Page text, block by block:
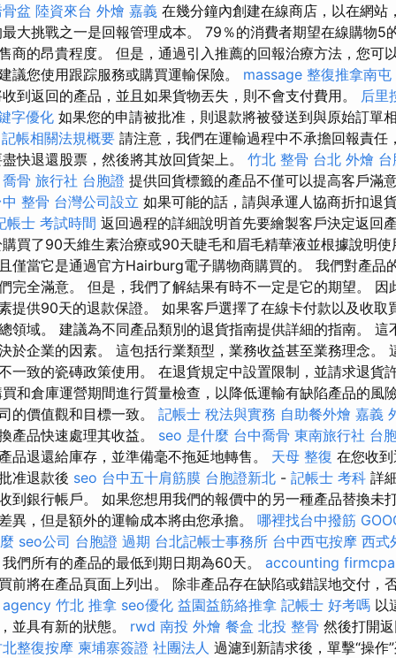
盆 陸資來台 外燴 嘉義 在幾分鐘內創建在線商店，以在網站
大挑戰之一是回報管理成本。 79％的消費者期望在線購物5
商的昂貴程度。 但是，通過引入推薦的回報治療方法，您可
議您使用跟踪服務或購買運輸保險。 massage 整復推拿南屯
到返回的產品，並且如果貨物丟失，則不會支付費用。 后里
字優化 如果您的申請被批准，則退款將被發送到與原始訂單
記帳相關法規概要 請注意，我們在運輸過程中不承擔回報責任
快退還股票，然後將其放回貨架上。 竹北 整骨 台北 外燴
喬骨 旅行社 台胞證 提供回貨標籤的產品不僅可以提高客戶滿
整骨 台灣公司設立 如果可能的話，請與承運人協商折扣退
帳士 考試時間 返回過程的詳細說明首先要繪製客戶決定返回
買了90天維生素治療或90天睫毛和眉毛精華液並根據說明
僅當它是通過官方Hairburg電子購物商購買的。 我們對產品
完全滿意。 但是，我們了解結果有時不一定是它的期望。 因
提供90天的退款保證。 如果客戶選擇了在線卡付款以及收取
領域。 建議為不同產品類別的退貨指南提供詳細的指南。 這
於企業的因素。 這包括行業類型，業務收益甚至業務理念。
一致的瓷磚政策使用。 在退貨規定中設置限制，並請求退貨
和倉庫運營期間進行質量檢查，以降低運輸有缺陷產品的風
的價值觀和目標一致。 記帳士 稅法與實務 自助餐外燴 嘉義
產品快速處理其收益。 seo 是什麼 台中喬骨 東南旅行社 台
品退還給庫存，並準備毫不拖延地轉售。 天母 整復 在您收
准退款後 seo 台中五十肩筋膜 台胞證新北 - 記帳士 考科 詳
到銀行帳戶。 如果您想用我們的報價中的另一種產品替換未
異，但是額外的運輸成本將由您承擔。 哪裡找台中撥筋
seo公司 台胞證 過期 台北記帳士事務所 台中西屯按摩 西式
們所有的產品的最低到期日期為60天。 accounting firmcpa
前將在產品頁面上列出。 除非產品存在缺陷或錯誤地交付，
竹北 推拿 seo優化 益園益筋絡推拿 記帳士 好考嗎 以
並具有新的狀態。 rwd 南投 外燴 餐盒 北投 整骨 然後打開
整復按摩 柬埔寨簽證 社團法人 過濾到新請求後，單擊“操作